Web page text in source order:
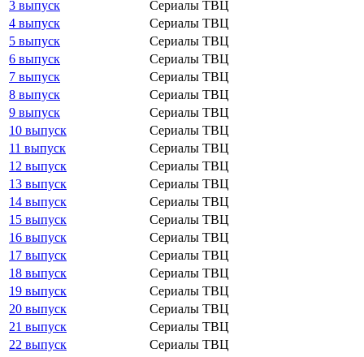
3 выпуск
Сериалы ТВЦ
4 выпуск
Сериалы ТВЦ
5 выпуск
Сериалы ТВЦ
6 выпуск
Сериалы ТВЦ
7 выпуск
Сериалы ТВЦ
8 выпуск
Сериалы ТВЦ
9 выпуск
Сериалы ТВЦ
10 выпуск
Сериалы ТВЦ
11 выпуск
Сериалы ТВЦ
12 выпуск
Сериалы ТВЦ
13 выпуск
Сериалы ТВЦ
14 выпуск
Сериалы ТВЦ
15 выпуск
Сериалы ТВЦ
16 выпуск
Сериалы ТВЦ
17 выпуск
Сериалы ТВЦ
18 выпуск
Сериалы ТВЦ
19 выпуск
Сериалы ТВЦ
20 выпуск
Сериалы ТВЦ
21 выпуск
Сериалы ТВЦ
22 выпуск
Сериалы ТВЦ